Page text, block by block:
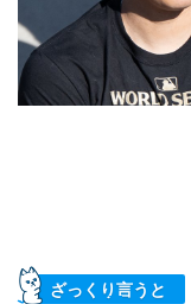
ざっくり言うと